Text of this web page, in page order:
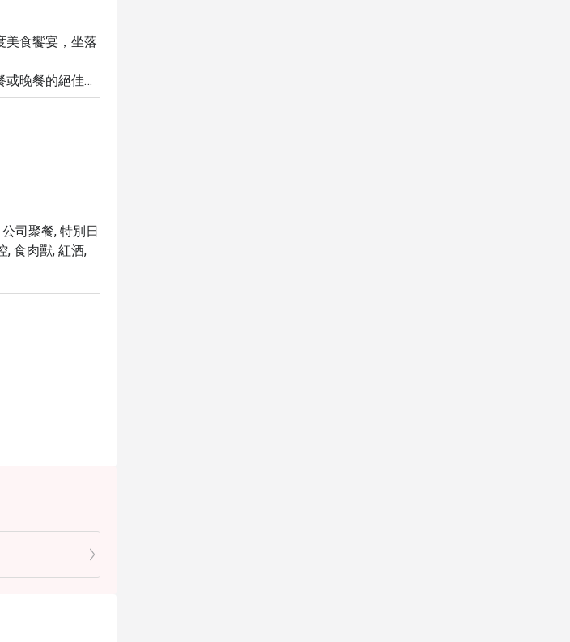
美食饗宴，坐落
晚餐的絕佳選
獨特料理。無
所值的精緻美
司聚餐, 特別日
, 食肉獸, 紅酒,